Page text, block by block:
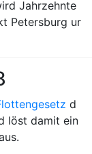
Jahrzehnte
Petersburg ur
d
löst damit ein